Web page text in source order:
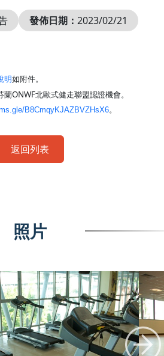
發佈日期： 2023/02/21
明如附件。
蘭ONWF北歐式健走聯盟認證機會。
B8CmqyKJAZBVZHsX6。
返回列表
照片